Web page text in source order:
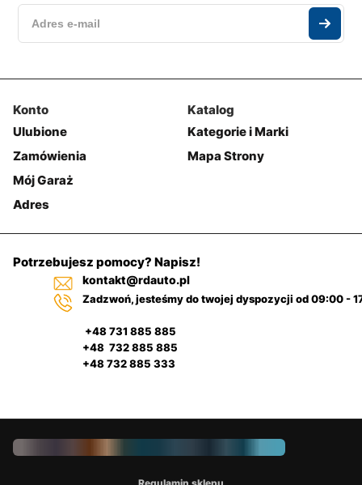
Konto
Ulubione
Zamówienia
Mój Garaż
Adres
Katalog
Kategorie i Marki
Mapa Strony
Potrzebujesz pomocy? Napisz!
kontakt@rdauto.pl
Zadzwoń, jesteśmy do twojej dyspozycji od 09:00 -
+48 731 885 885
+48 732 885 885
+48 732 885 333